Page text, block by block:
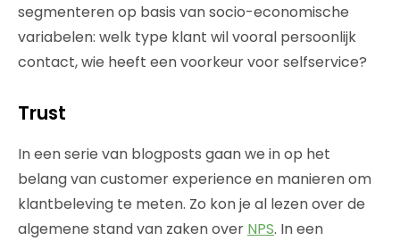
segmenteren op basis van socio-economische
variabelen: welk type klant wil vooral persoonlijk
contact, wie heeft een voorkeur voor selfservice?
Trust
In een serie van blogposts gaan we in op het
belang van customer experience en manieren om
klantbeleving te meten. Zo kon je al lezen over de
algemene stand van zaken over NPS. In een